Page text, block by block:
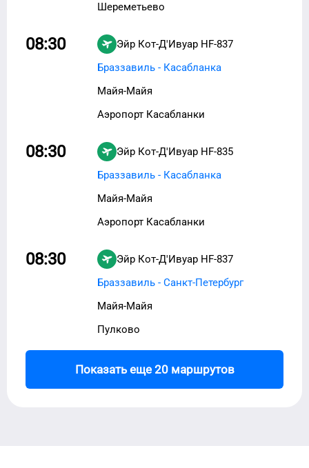
Шереметьево
08:30 Эйр Кот-Д'Ивуар HF-837
Браззавиль - Касабланка
Майя-Майя
Аэропорт Касабланки
08:30 Эйр Кот-Д'Ивуар HF-835
Браззавиль - Касабланка
Майя-Майя
Аэропорт Касабланки
08:30 Эйр Кот-Д'Ивуар HF-837
Браззавиль - Санкт-Петербург
Майя-Майя
Пулково
Показать еще 20 маршрутов